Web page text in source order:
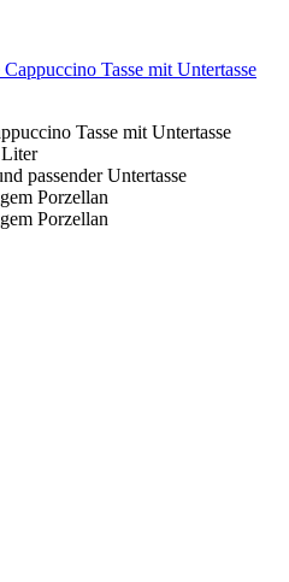
Tasse mit Untertasse
Tasse mit Untertasse
Liter
passender Untertasse
Porzellan
Porzellan